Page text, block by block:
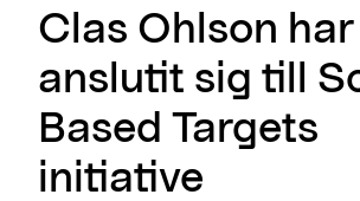
Clas Ohlson har
anslutit sig till
Based Targets
initiative